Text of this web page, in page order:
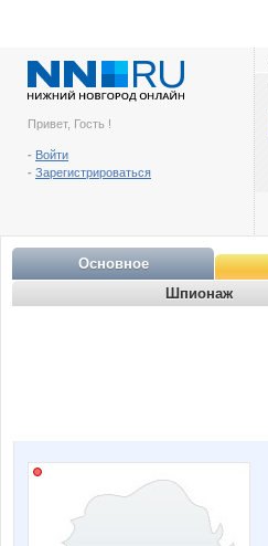
Привет, Гость !
- Войти
- Зарегистрироваться
Основное
Шпионаж